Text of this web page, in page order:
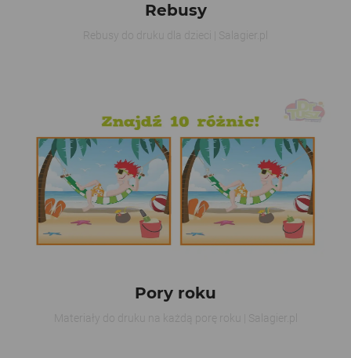
Rebusy
Rebusy do druku dla dzieci | Salagier.pl
Pory roku
Materiały do druku na każdą porę roku | Salagier.pl